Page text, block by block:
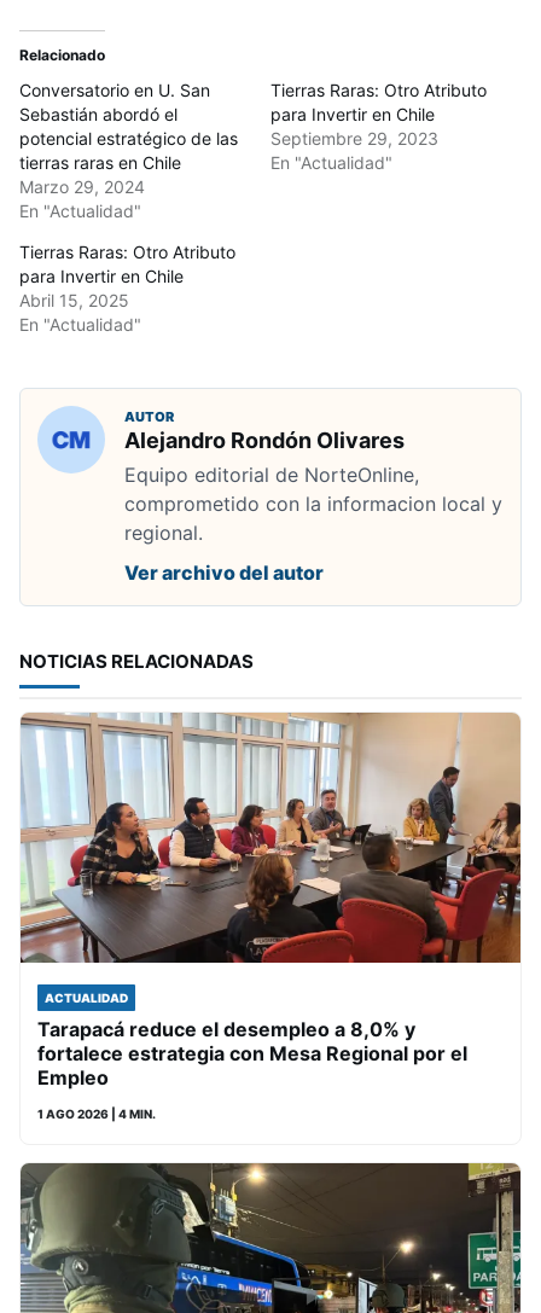
Relacionado
Conversatorio en U. San
Sebastián abordó el
potencial estratégico de las
tierras raras en Chile
Marzo 29, 2024
En "Actualidad"
Tierras Raras: Otro Atributo
para Invertir en Chile
Septiembre 29, 2023
En "Actualidad"
Tierras Raras: Otro Atributo
para Invertir en Chile
Abril 15, 2025
En "Actualidad"
AUTOR
Alejandro Rondón Olivares
Equipo editorial de NorteOnline,
comprometido con la informacion local y
regional.
Ver archivo del autor
NOTICIAS RELACIONADAS
ACTUALIDAD
Tarapacá reduce el desempleo a 8,0% y
fortalece estrategia con Mesa Regional por el
Empleo
1 AGO 2026 | 4 MIN.